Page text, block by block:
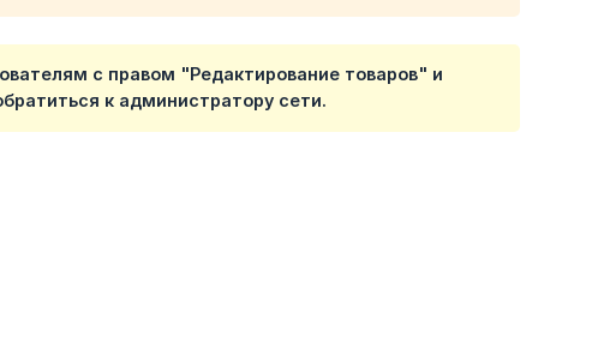
с правом "Редактирование товаров" и
к администратору сети.